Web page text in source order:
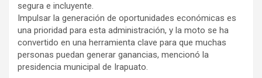
segura e incluyente.
Impulsar la generación de oportunidades económicas es
una prioridad para esta administración, y la moto se ha
convertido en una herramienta clave para que muchas
personas puedan generar ganancias, mencionó la
presidencia municipal de Irapuato.